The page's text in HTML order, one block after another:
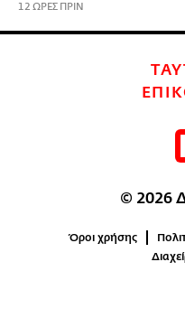
12 ΩΡΕΣ ΠΡΙΝ
© 2026
Όροι χρήσης